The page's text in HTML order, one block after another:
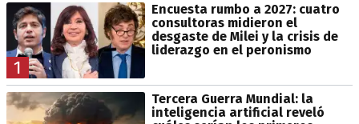
1
Encuesta rumbo a 2027: cuatro
consultoras midieron el
desgaste de Milei y la crisis de
liderazgo en el peronismo
Tercera Guerra Mundial: la
inteligencia artificial reveló